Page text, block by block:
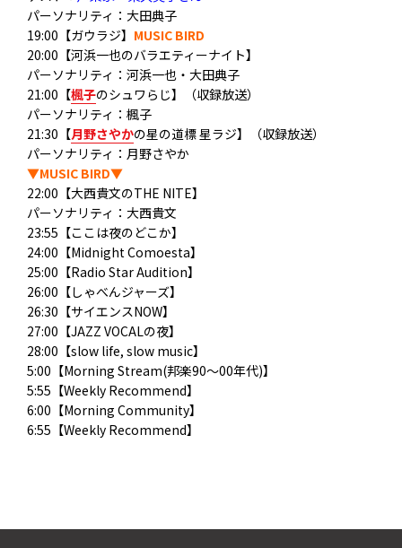
パーソナリティ：大田典子
19:00【ガウラジ】 MUSIC BIRD
20:00【河浜一也のバラエティーナイト】
パーソナリティ：河浜一也・大田典子
21:00【楓子のシュワらじ】（収録放送）
パーソナリティ：楓子
21:30【月野さやかの星の道標 星ラジ】（収録放送）
パーソナリティ：月野さやか
▼MUSIC BIRD▼
22:00【大西貴文のTHE NITE】
パーソナリティ：大西貴文
23:55【ここは夜のどこか】
24:00【Midnight Comoesta】
25:00【Radio Star Audition】
26:00【しゃべんジャーズ】
26:30【サイエンスNOW】
27:00【JAZZ VOCALの夜】
28:00【slow life, slow music】
5:00【Morning Stream(邦楽90～00年代)】
5:55【Weekly Recommend】
6:00【Morning Community】
6:55【Weekly Recommend】